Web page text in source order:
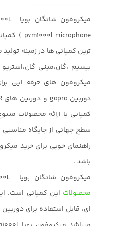
ترین کمپانی ها در زمینه
میکروفون های حرفه ایی
کمپانی با ارائه محصولات
سطح جهانی از جایگاه
باشد .
میکروفون شاتگان بویا BY-PVM1000L یکی دیگر از
محصولات این کمپانی است.